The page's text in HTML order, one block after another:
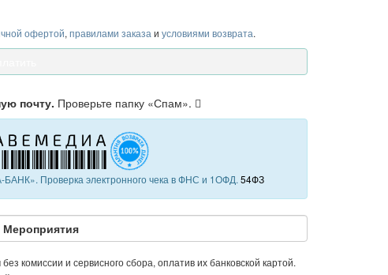
офертой, правилами заказа и условиями возврата.
почту. Проверьте папку «Спам».
Проверка электронного чека в ФНС и 1ОФД. 54ФЗ
без комиссии и сервисного сбора, оплатив их банковской картой.